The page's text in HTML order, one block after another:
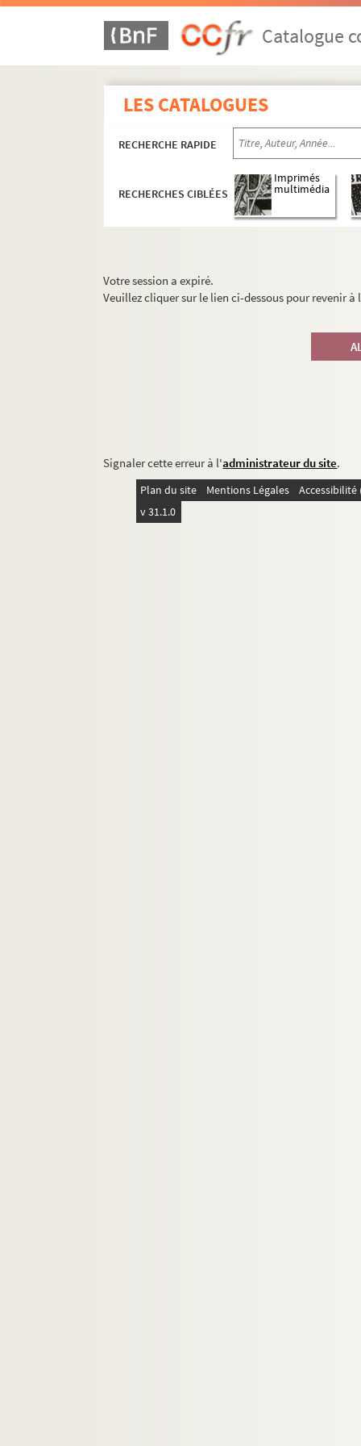
Catalogue
LES CATALOGUES
RECHERCHE RAPIDE
RECHERCHES CIBLÉES
Imprimés
multimédia
Votre session a expiré.
Veuillez cliquer sur le lien ci-dessous pour revenir
Signaler cette erreur à l'administrateur du site.
Plan du site Mentions Légales
v 31.1.0